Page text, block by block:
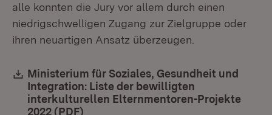
alle konnten die Jury vor allem durch einen
niedrigschwelligen Zugang zur Zielgruppe oder
ihren neuartigen Ansatz überzeugen.
Download:
Ministerium für Soziales, Gesundheit und
Integration: Liste der bewilligten
interkulturellen Elternmentoren-Projekte
2022 (PDF)